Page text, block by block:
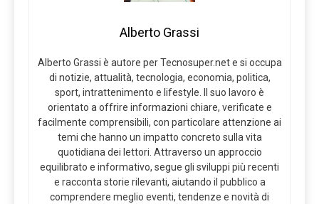
Alberto Grassi
Alberto Grassi è autore per Tecnosuper.net e si occupa
di notizie, attualità, tecnologia, economia, politica,
sport, intrattenimento e lifestyle. Il suo lavoro è
orientato a offrire informazioni chiare, verificate e
facilmente comprensibili, con particolare attenzione ai
temi che hanno un impatto concreto sulla vita
quotidiana dei lettori. Attraverso un approccio
equilibrato e informativo, segue gli sviluppi più recenti
e racconta storie rilevanti, aiutando il pubblico a
comprendere meglio eventi, tendenze e novità di